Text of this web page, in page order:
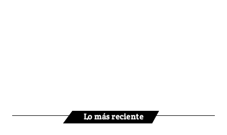
Lo más reciente